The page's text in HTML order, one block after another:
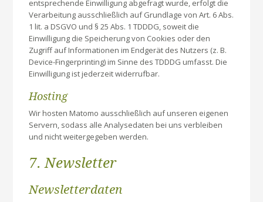
entsprechende Einwilligung abgefragt wurde, erfolgt die
Verarbeitung ausschließlich auf Grundlage von Art. 6 Abs.
1 lit. a DSGVO und § 25 Abs. 1 TDDDG, soweit die
Einwilligung die Speicherung von Cookies oder den
Zugriff auf Informationen im Endgerät des Nutzers (z. B.
Device-Fingerprinting) im Sinne des TDDDG umfasst. Die
Einwilligung ist jederzeit widerrufbar.
Hosting
Wir hosten Matomo ausschließlich auf unseren eigenen
Servern, sodass alle Analysedaten bei uns verbleiben
und nicht weitergegeben werden.
7. Newsletter
Newsletter­daten